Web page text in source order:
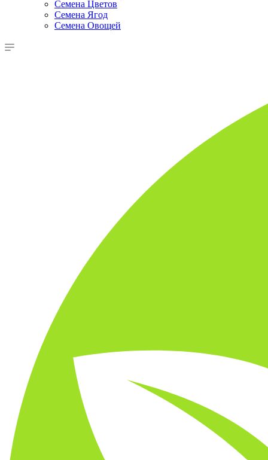
Семена Цветов
Семена Ягод
Семена Овощей